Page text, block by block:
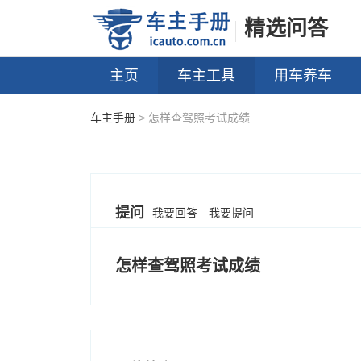
精选问答
主页 车主工具 用车养车
车主手册 > 怎样查驾照考试成绩
提问 我要回答 我要提问
怎样查驾照考试成绩